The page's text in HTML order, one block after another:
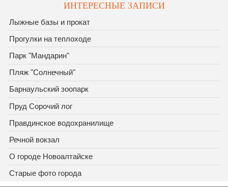
ИНТЕРЕСНЫЕ ЗАПИСИ
Лыжные базы и прокат
Прогулки на теплоходе
Парк "Мандарин"
Пляж "Солнечный"
Барнаульский зоопарк
Пруд Сорочий лог
Правдинское водохранилище
Речной вокзал
О городе Новоалтайске
Старые фото города